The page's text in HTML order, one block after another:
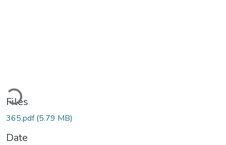
Files
365.pdf(5.79 MB)
Date